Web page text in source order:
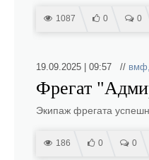
1087 0 0
19.09.2025 | 09:57 // вмф,
Фрегат
Экипаж фрегата
186 0 0